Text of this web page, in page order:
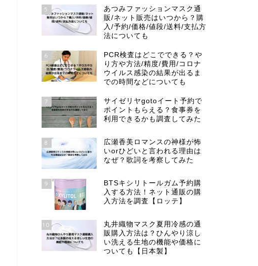
5
あつみファッションマスク通
販/ネット販売はいつから？購
入/予約/価格/値段/送料/支払方
法についても
6
PCR検査はどこでできる？や
り方や方法/精度/費用/コロナ
ウイルス感染の結果が出るま
での時間などについても
7
サイゼリヤgotoイート予約で
ポイントもらえる？食事券を
利用できるかも調査してみた
8
広瀬香美ロマンスの神様が怖
いorひどいと言われる理由は
なぜ？歌詞を考察してみた
9
BTSキシリトールガム予約購
入する方法！ネット通販の購
入方法を調査【ロッテ】
10
丸井織物マスク夏用冷感の通
販購入方法は？ひんやり涼し
い洗える生地の機能や価格に
ついても【日本製】